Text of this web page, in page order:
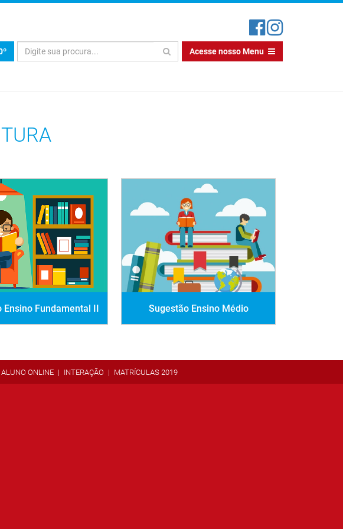
Acesse nosso Menu
Ensino Fundamental II Sugestão Ensino Médio
ALUNO ONLINE INTERAÇÃO MATRÍCULAS 2019